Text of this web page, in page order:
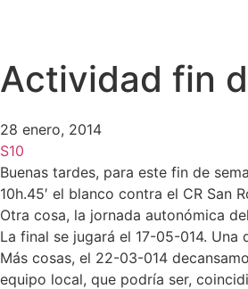
Actividad fin
28 enero, 2014
S10
Buenas tardes, para este fin de
10h.45′ el blanco contra el CR San
Otra cosa, la jornada autonómica
La final se jugará el 17-05-014.
Más cosas, el 22-03-014
equipo local, que podría ser,